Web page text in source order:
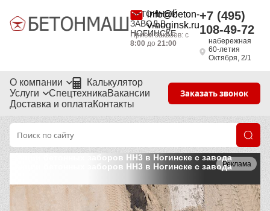
БЕТОННЫЙ
ЗАВОД В
НОГИНСКЕ
info@beton-
v-noginsk.ru
Приём заказов: с
8:00 до21:00
+7 (495)
108-49-72
набережная
60-летия
Октября, 2/1
О компании
Калькулятор
Услуги
СпецтехникаВакансии
Доставка и оплатаКонтакты
Заказать звонок
Реклама
Секции бетонных заборов НН3 в Ногинске с завода
Секции бетонных заборов НН3 в Ногинске с завода